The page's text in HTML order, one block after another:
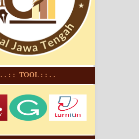
. . : : TOOL : : . .